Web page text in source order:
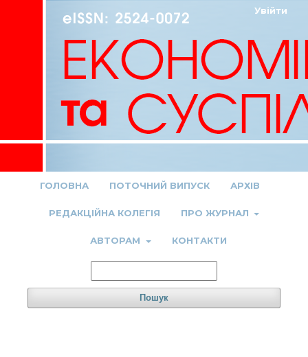
ГОЛОВНА ПОТОЧНИЙ ВИПУСК АРХІВ
РЕДАКЦІЙНА КОЛЕГІЯ ПРО ЖУРНАЛ
АВТОРАМ КОНТАКТИ
Пошук
Увійти